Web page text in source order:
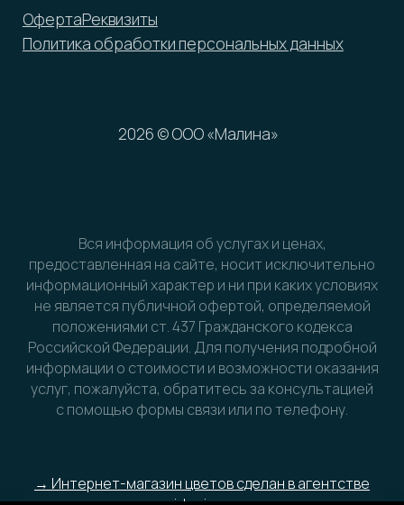
Вся информация об услугах и ценах,
предоставленная на сайте, носит исключительно
информационный характер и ни при каких условиях
не является публичной офертой, определяемой
положениями ст. 437 Гражданского кодекса
Российской Федерации. Для получения подробной
информации о стоимости и возможности оказания
услуг, пожалуйста, обратитесь за консультацией
с помощью формы связи или по телефону.
→ Интернет-магазин цветов сделан в агентстве